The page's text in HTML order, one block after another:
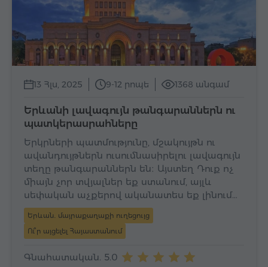
13 Հլս, 2025 9-12 րոպե 1368 անգամ
Երևանի լավագույն թանգարաններն ու
պատկերասրահները
Երկրների պատմությունը, մշակույթն ու
ավանդույթներն ուսումնասիրելու լավագույն
տեղը թանգարաններն են։ Այստեղ Դուք ոչ
միայն չոր տվյալներ եք ստանում, այլև
սեփական աչքերով ականատես եք լինում…
Երևան․ մայրաքաղաքի ուղեցույց
Ու՞ր այցելել Հայաստանում
Գնահատական. 5.0